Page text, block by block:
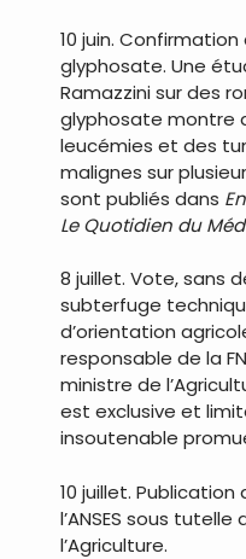
10 juin.
glyphosate. Une
Ramazzini sur des
glyphosate montre
leucémies et des
malignes sur
sont publiés dans
Le Quotidien du
8 juillet. Vote, sans
subterfuge
d’orientation
responsable de la
ministre de
est exclusive et
insoutenable
10 juillet.
l’ANSES sous
l’Agriculture.